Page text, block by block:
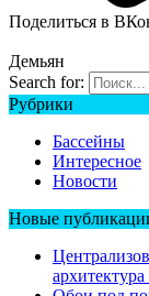
Поделиться в
Демьян
Search for:
Рубрики
Бассейны
Интересное
Новости
Новые